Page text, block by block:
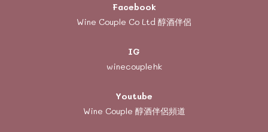
Facebook
Wine Couple Co Ltd 醇酒伴侶
IG
winecouplehk
Youtube
Wine Couple 醇酒伴侶頻道